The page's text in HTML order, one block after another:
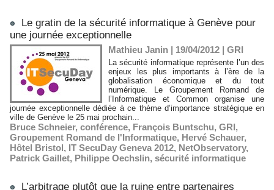
Le gratin de la sécurité informatique à Genève pour
une journée exceptionnelle
Mathieu Janin | 19/04/2012 | GRI
La sécurité informatique représente l’un des
enjeux les plus importants à l’ère de la
globalisation économique et du tout
numérique. Le Groupement Romand de
l’Informatique et Common organise une
journée exceptionnelle dédiée à ce thème d’importance stratégique en
ville de Genève le 25 mai prochain...
Bruce Schneier, conférence, François Buntschu, GRI,
Groupement Romand de l'Informatique, Hervé Schauer,
Hôtel Bristol, IT SecuDay Geneva 2012, NetObservatory,
Patrick Gaillet, Philippe Oechslin, sécurité informatique
L’arbitrage plutôt que la ruine entre partenaires